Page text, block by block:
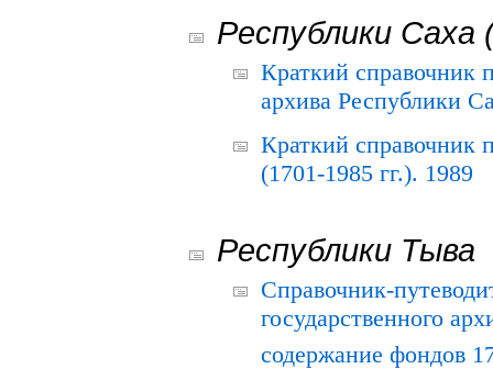
Республики Саха
Краткий справочник
архива Республики
Краткий
(1701-1985 гг.). 1989
Республики Тыва
Справочник-
государственного
содержание фондов